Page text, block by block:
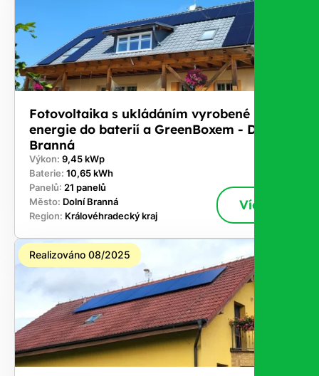
Fotovoltaika s ukládáním vyrobené
energie do baterií a GreenBoxem - Dolní
Branná
Výkon: 9,45 kWp
Baterie: 10,65 kWh
Panelů: 21 panelů
Město: Dolní Branná
Region: Královéhradecký kraj
Více
Realizováno 08/2025